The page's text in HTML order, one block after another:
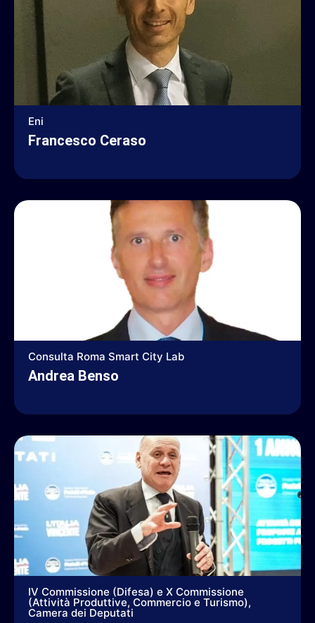
Eni
Francesco Ceraso
Consulta Roma Smart City Lab
Andrea Benso
IV Commissione (Difesa) e X Commissione
(Attività Produttive, Commercio e Turismo),
Camera dei Deputati